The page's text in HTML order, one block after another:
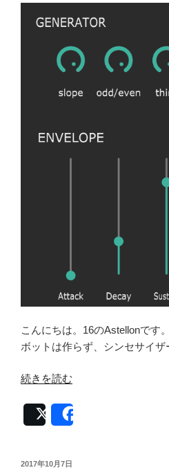
こんにちは。16のAstellonです
ボットは作らず、シンセサイザ
“工
に
加
続きを読む
Post
投
2017年10月7日